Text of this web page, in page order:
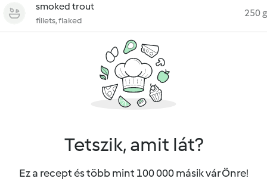
smoked trout
fillets, flaked
250 g
Tetszik, amit lát?
Ez a recept és több mint 100 000 másik vár Önre!